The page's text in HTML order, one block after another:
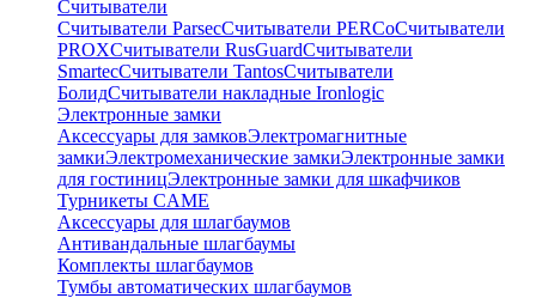
Считыватели
Считыватели ParsecСчитыватели PERCoСчитыватели
PROXСчитыватели RusGuardСчитыватели
SmartecСчитыватели TantosСчитыватели
БолидСчитыватели накладные Ironlogic
Электронные замки
Аксессуары для замковЭлектромагнитные
замкиЭлектромеханические замкиЭлектронные замки
для гостиницЭлектронные замки для шкафчиков
Турникеты CAME
Аксессуары для шлагбаумов
Антивандальные шлагбаумы
Комплекты шлагбаумов
Тумбы автоматических шлагбаумов